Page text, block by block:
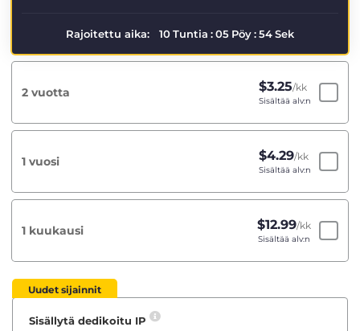
Rajoitettu aika: 10Tuntia :05 Pöy:54Sek
2 vuotta $3.25/kk
Sisältää alv:n
1 vuosi $4.29/kk
Sisältää alv:n
1 kuukausi $12.99/kk
Sisältää alv:n
Uudet sijainnit
Sisällytä dedikoitu IP